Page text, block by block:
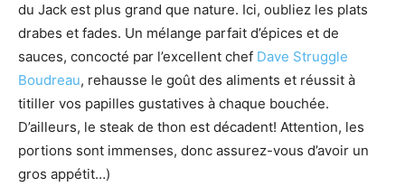
du Jack est plus grand que nature. Ici, oubliez les plats
drabes et fades. Un mélange parfait d’épices et de
sauces, concocté par l’excellent chef Dave Struggle
Boudreau, rehausse le goût des aliments et réussit à
titiller vos papilles gustatives à chaque bouchée.
D’ailleurs, le steak de thon est décadent! Attention, les
portions sont immenses, donc assurez-vous d’avoir un
gros appétit…)